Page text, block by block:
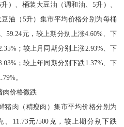
升）、桶装大豆油（调和油、 5升）、
油（ 5升）集市平均价格分别为每桶
59.24元，较上期分别上涨4.60% 、下
；较上月同期分别上涨2.93%、下
；较上年同期分别下跌 1.37%、下
。
肉价格微跌
猪肉（精瘦肉）集市平均价格分别为
、 11.73元/500克，较上期分别下跌